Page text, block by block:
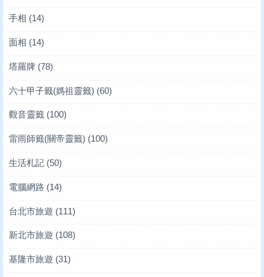
手相 (14)
面相 (14)
塔羅牌 (78)
六十甲子籤(媽祖靈籤) (60)
觀音靈籤 (100)
雷雨師籤(關帝靈籤) (100)
生活札記 (50)
電腦網路 (14)
台北市旅遊 (111)
新北市旅遊 (108)
基隆市旅遊 (31)